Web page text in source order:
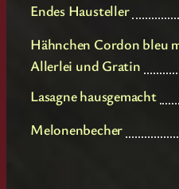
Endes Hausteller
Hähnchen Cordon bleu
Allerlei und Gratin
Lasagne hausgemacht
Melonenbecher